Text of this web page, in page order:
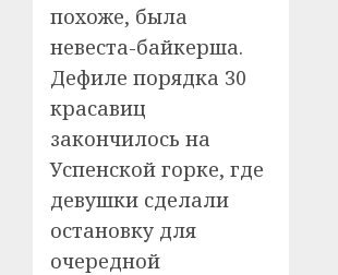
похоже, была
невеста-байкерша.
Дефиле порядка 30
красавиц
закончилось на
Успенской горке, где
девушки сделали
остановку для
очередной